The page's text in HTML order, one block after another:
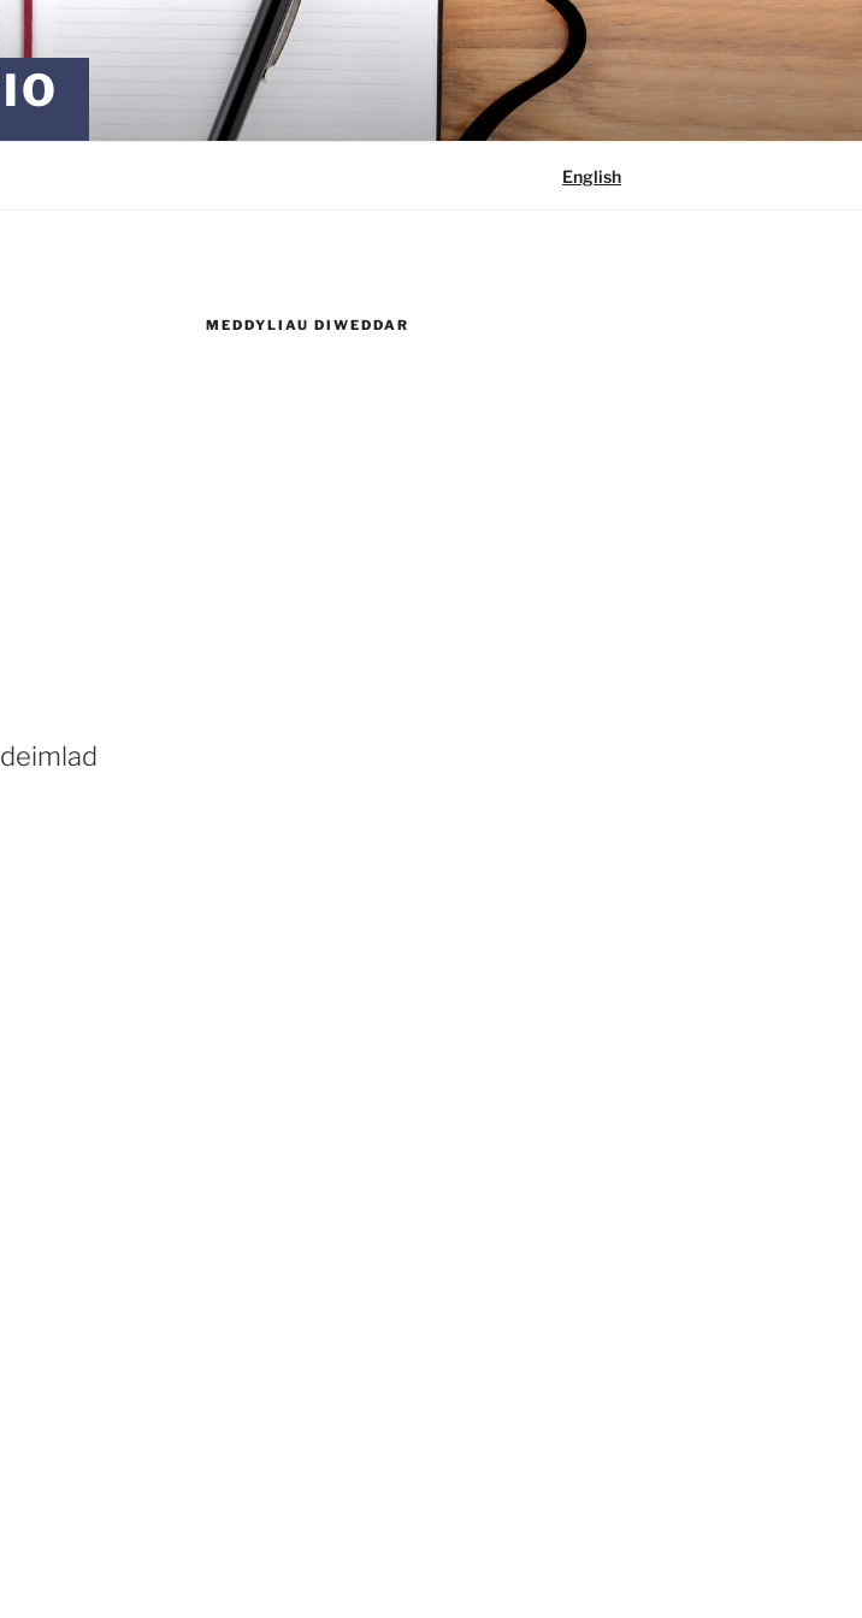
English
MEDDYLIAU DIWEDDAR